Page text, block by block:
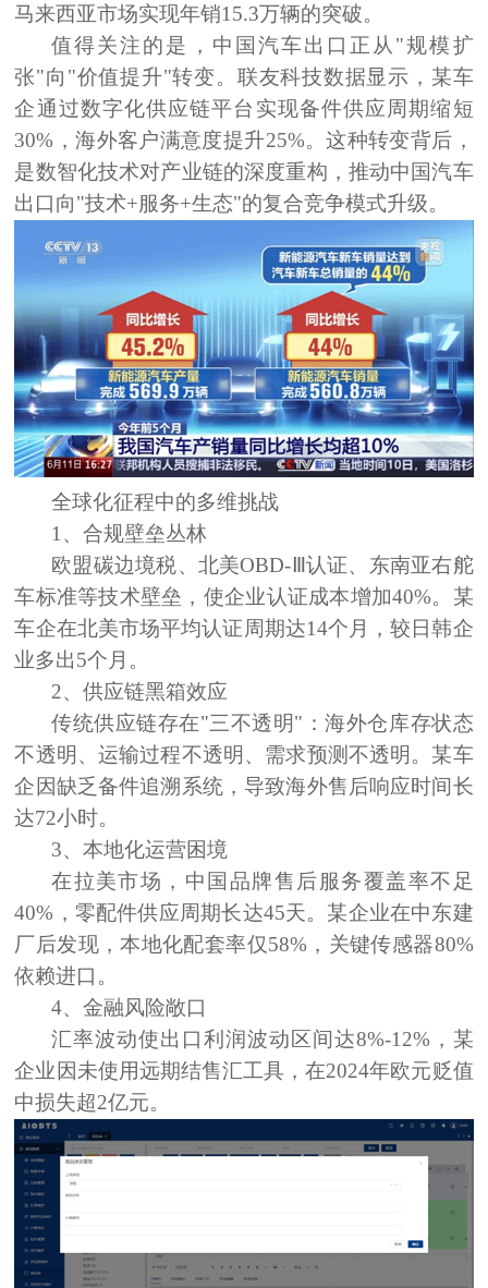
马来西亚市场实现年销15.3万辆的突破。
值得关注的是，中国汽车出口正从"规模扩
张"向"价值提升"转变。联友科技数据显示，某车
企通过数字化供应链平台实现备件供应周期缩短
30%，海外客户满意度提升25%。这种转变背后，
是数智化技术对产业链的深度重构，推动中国汽车
出口向"技术+服务+生态"的复合竞争模式升级。
全球化征程中的多维挑战
1、合规壁垒丛林
欧盟碳边境税、北美OBD-Ⅲ认证、东南亚右舵
车标准等技术壁垒，使企业认证成本增加40%。某
车企在北美市场平均认证周期达14个月，较日韩企
业多出5个月。
2、供应链黑箱效应
传统供应链存在"三不透明"：海外仓库存状态
不透明、运输过程不透明、需求预测不透明。某车
企因缺乏备件追溯系统，导致海外售后响应时间长
达72小时。
3、本地化运营困境
在拉美市场，中国品牌售后服务覆盖率不足
40%，零配件供应周期长达45天。某企业在中东建
厂后发现，本地化配套率仅58%，关键传感器80%
依赖进口。
4、金融风险敞口
汇率波动使出口利润波动区间达8%-12%，某
企业因未使用远期结售汇工具，在2024年欧元贬值
中损失超2亿元。